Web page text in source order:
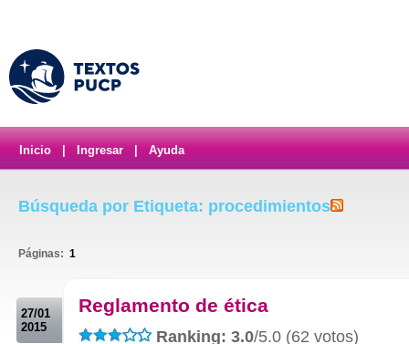
Inicio Ingresar Ayuda
Búsqueda por Etiqueta: procedimientos
Páginas: 1
27/01
2015
Reglamento de ética
Ranking: 3.0/5.0 (62 votos)